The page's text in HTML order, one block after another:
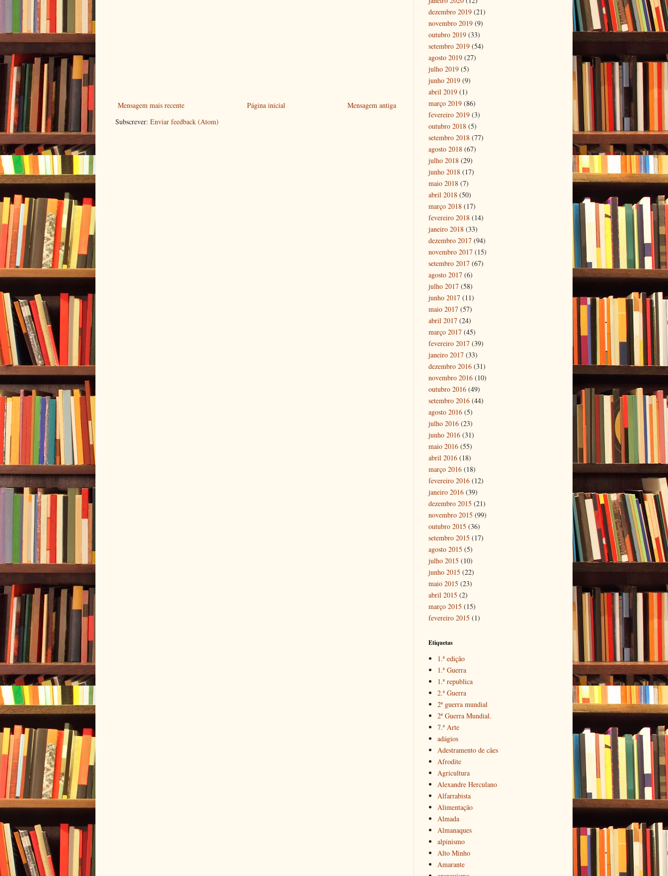
Mensagem mais recente Mensagem antiga
Página inicial
Subscrever: Enviar feedback (Atom)
dezembro 2019 (21)
novembro 2019 (9)
outubro 2019 (33)
setembro 2019 (54)
agosto 2019 (27)
julho 2019 (5)
junho 2019 (9)
abril 2019 (1)
março 2019 (86)
fevereiro 2019 (3)
outubro 2018 (5)
setembro 2018 (77)
agosto 2018 (67)
julho 2018 (29)
junho 2018 (17)
maio 2018 (7)
abril 2018 (50)
março 2018 (17)
fevereiro 2018 (14)
janeiro 2018 (33)
dezembro 2017 (94)
novembro 2017 (15)
setembro 2017 (67)
agosto 2017 (6)
julho 2017 (58)
junho 2017 (11)
maio 2017 (57)
abril 2017 (24)
março 2017 (45)
fevereiro 2017 (39)
janeiro 2017 (33)
dezembro 2016 (31)
novembro 2016 (10)
outubro 2016 (49)
setembro 2016 (44)
agosto 2016 (5)
julho 2016 (23)
junho 2016 (31)
maio 2016 (55)
abril 2016 (18)
março 2016 (18)
fevereiro 2016 (12)
janeiro 2016 (39)
dezembro 2015 (21)
novembro 2015 (99)
outubro 2015 (36)
setembro 2015 (17)
agosto 2015 (5)
julho 2015 (10)
junho 2015 (22)
maio 2015 (23)
abril 2015 (2)
março 2015 (15)
fevereiro 2015 (1)
Etiquetas
1.ª edição
1.ª Guerra
1.ª republica
2.ª Guerra
2ª guerra mundial
2ª Guerra Mundial.
7.ª Arte
adágios
Adestramento de cães
Afrodite
Agricultura
Alexandre Herculano
Alfarrabista
Alimentação
Almada
Almanaques
alpinismo
Alto Minho
Amarante